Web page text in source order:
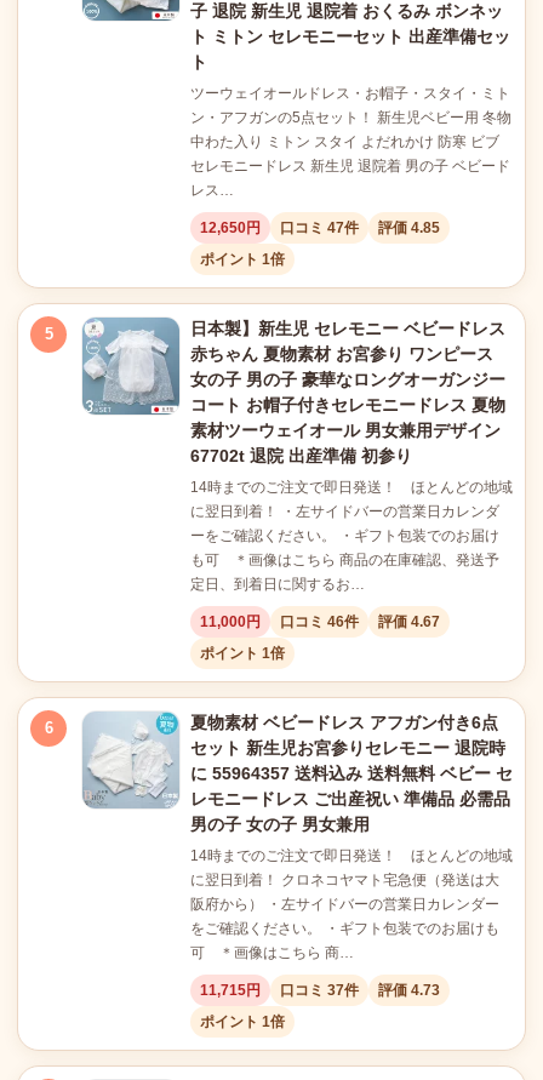
子 退院 新生児 退院着 おくるみ ボンネッ
ト ミトン セレモニーセット 出産準備セッ
ト
ツーウェイオールドレス・お帽子・スタイ・ミト
ン・アフガンの5点セット！ 新生児ベビー用 冬物
中わた入り ミトン スタイ よだれかけ 防寒 ビブ
セレモニードレス 新生児 退院着 男の子 ベビード
レス…
12,650円 口コミ 47件
評価 4.85
ポイント 1倍
5
日本製】新生児 セレモニー ベビードレス
赤ちゃん 夏物素材 お宮参り ワンピース
女の子 男の子 豪華なロングオーガンジー
コート お帽子付きセレモニードレス 夏物
素材ツーウェイオール 男女兼用デザイン
67702t 退院 出産準備 初参り
14時までのご注文で即日発送！ ほとんどの地域
に翌日到着！ ・左サイドバーの営業日カレンダ
ーをご確認ください。 ・ギフト包装でのお届け
も可 ＊画像はこちら 商品の在庫確認、発送予
定日、到着日に関するお…
11,000円 口コミ 46件
評価 4.67
ポイント 1倍
6
夏物素材 ベビードレス アフガン付き6点
セット 新生児お宮参りセレモニー 退院時
に 55964357 送料込み 送料無料 ベビー セ
レモニードレス ご出産祝い 準備品 必需品
男の子 女の子 男女兼用
14時までのご注文で即日発送！ ほとんどの地域
に翌日到着！ クロネコヤマト宅急便（発送は大
阪府から） ・左サイドバーの営業日カレンダー
をご確認ください。 ・ギフト包装でのお届けも
可 ＊画像はこちら 商…
11,715円 口コミ 37件
評価 4.73
ポイント 1倍